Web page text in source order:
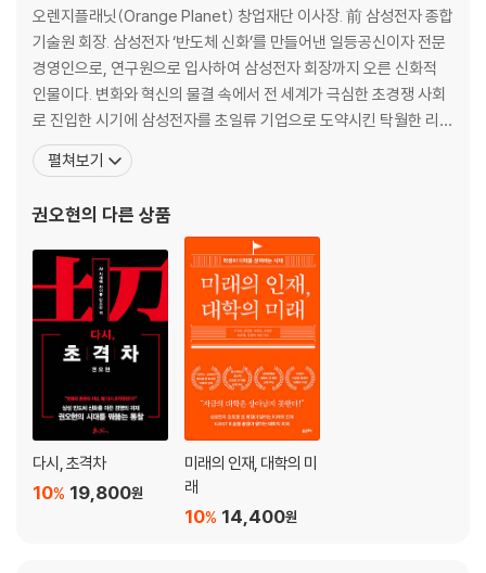
사일로 파괴 : 그들만의 왕국을 파괴하라
운영 원칙 : 최종 판단의 구심점이 되는 의사 결정 원칙
평가와 보상 : 평가와 보상의 4P 시스템
회의 문화 : 무엇을, 누구를 위한 회의인가?
[格의 발견] 문제 해결의 정석, ‘시프트 프론트’
3장 전략 _생존과 성장
너 자신을 알라 : 업의 본질, 현재와 미래를 직시하라
초격차 전략 : 넘볼 수 없는 차이를 만드는 격
혁신 전략 : 개선이 아니라 혁신이다
선택 전략 : 못해서가 아니라 일이 많아서 망한다
적자 사업 전략 : 끝없는 수렁인가, 미래의 황금밭인가
신규 사업 전략 : 능력보다 열정 있는 사람을 투입하라
협상 전략 : 협상은 이성과 감성의 변주곡이다
[格의 발견] 아이폰의 탄생이 가져다준 생각
4장 인재 _원석과 보석
발굴과 양성 : 반드시 피해야 할 사람부터 제거하라
인재 배치 : 인사는 손익이 아니라 생존의 문제다
오렌지플래닛(Orange Planet) 창업재단 이사장. 前 삼성전자 종합
기술원 회장. 삼성전자 ‘반도체 신화’를 만들어낸 일등공신이자 전문
경영인으로, 연구원으로 입사하여 삼성전자 회장까지 오른 신화적
인물이다. 변화와 혁신의 물결 속에서 전 세계가 극심한 초경쟁 사회
로 진입한 시기에 삼성전자를 초일류 기업으로 도약시킨 탁월한 리더
십의 소유자로 높이 평가받는다. 끈기와 집념이 강한 원칙주의자이지
만, 동시에 의전이나 불필요한 회의를 싫어하고 열린 마음으로 임직
학교에서 전기공학 박사학위를 취득한 후 미국 삼
펼쳐보기
권오현의 다른 상품
다시, 초격차
19,800원
10%
미래의 인재, 대학의 미
래
14,400원
10%